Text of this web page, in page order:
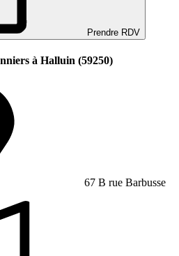
Prendre RDV
à Halluin (59250)
67 B rue Barbusse